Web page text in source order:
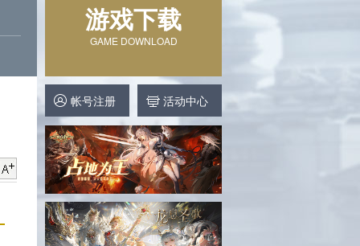
游戏下载
GAME DOWNLOAD
帐号注册 活动中心